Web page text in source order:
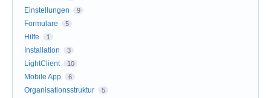
Einstellungen 9
Formulare 5
Hilfe 1
Installation 3
LightClient 10
Mobile App 6
Organisationsstruktur 5